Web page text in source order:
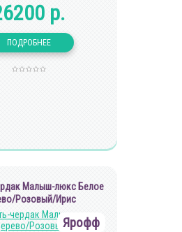
р.
Малыш-люкс Белое
Розовый/Ирис
Ярофф